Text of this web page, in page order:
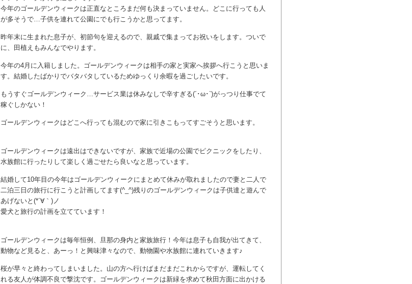
今年のゴールデンウィークは正直なところまだ何も決まっていません。どこに行っても人
が多そうで…子供を連れて公園にでも行こうかと思ってます。
昨年末に生まれた息子が、初節句を迎えるので、親戚で集まってお祝いをします。ついで
に、田植えもみんなでやります。
今年の4月に入籍しました。ゴールデンウィークは相手の家と実家へ挨拶へ行こうと思いま
す。結婚したばかりでバタバタしているためゆっくり余暇を過ごしたいです。
もうすぐゴールデンウィーク…サービス業は休みなしで辛すぎる(´･ω･`)がっつり仕事でて
稼ぐしかない！
ゴールデンウィークはどこへ行っても混むので家に引きこもってすごそうと思います。
ゴールデンウィークは遠出はできないですが、家族で近場の公園でピクニックをしたり、
水族館に行ったりして楽しく過ごせたら良いなと思っています。
結婚して10年目の今年はゴールデンウィークにまとめて休みが取れましたので妻と二人で
二泊三日の旅行に行こうと計画してます(^_^)残りのゴールデンウィークは子供達と遊んで
あげないと(*´∀｀)ノ
愛犬と旅行の計画を立てています！
ゴールデンウィークは毎年恒例、旦那の身内と家族旅行！今年は息子も自我が出てきて、
動物など見ると、あーっ！と興味津々なので、動物園や水族館に連れていきます♪
桜が早々と終わってしまいました。山の方へ行けばまだまだこれからですが、運転してく
れる友人が体調不良で撃沈です。ゴールデンウィークは新緑を求めて秋田方面に出かける